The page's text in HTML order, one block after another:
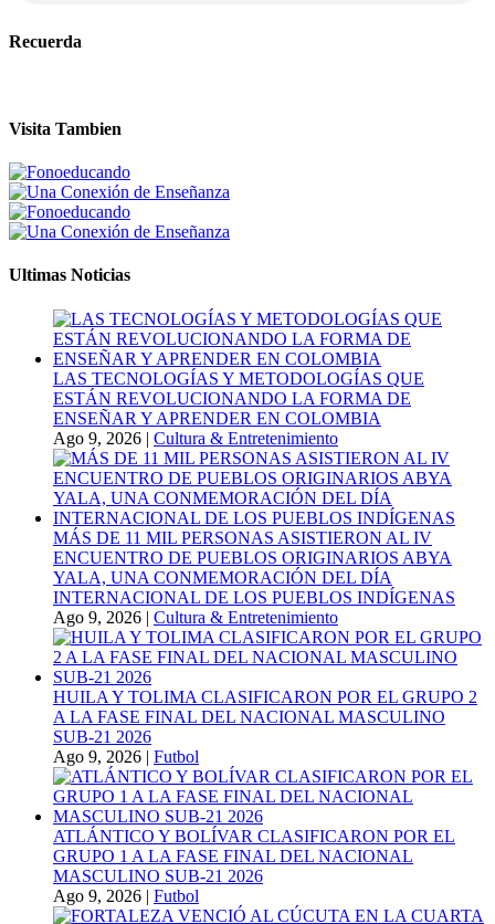
Recuerda
Visita Tambien
Ultimas Noticias
LAS TECNOLOGÍAS Y METODOLOGÍAS QUE
ESTÁN REVOLUCIONANDO LA FORMA DE
ENSEÑAR Y APRENDER EN COLOMBIA
Ago 9, 2026 | Cultura & Entretenimiento
MÁS DE 11 MIL PERSONAS ASISTIERON AL IV
ENCUENTRO DE PUEBLOS ORIGINARIOS ABYA
YALA, UNA CONMEMORACIÓN DEL DÍA
INTERNACIONAL DE LOS PUEBLOS INDÍGENAS
Ago 9, 2026 | Cultura & Entretenimiento
HUILA Y TOLIMA CLASIFICARON POR EL GRUPO 2
A LA FASE FINAL DEL NACIONAL MASCULINO
SUB-21 2026
Ago 9, 2026 | Futbol
ATLÁNTICO Y BOLÍVAR CLASIFICARON POR EL
GRUPO 1 A LA FASE FINAL DEL NACIONAL
MASCULINO SUB-21 2026
Ago 9, 2026 | Futbol